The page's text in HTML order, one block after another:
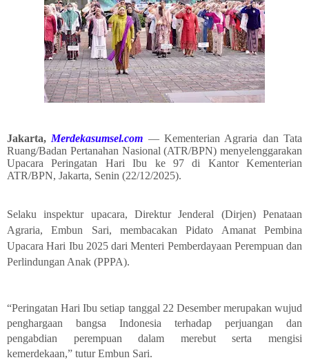
Jakarta, Merdekasumsel.com — Kementerian Agraria dan Tata
Ruang/Badan Pertanahan Nasional (ATR/BPN) menyelenggarakan
Upacara Peringatan Hari Ibu ke 97 di Kantor Kementerian
ATR/BPN, Jakarta, Senin (22/12/2025).
Selaku inspektur upacara, Direktur Jenderal (Dirjen) Penataan
Agraria, Embun Sari, membacakan Pidato Amanat Pembina
Upacara Hari Ibu 2025 dari Menteri Pemberdayaan Perempuan dan
Perlindungan Anak (PPPA).
“Peringatan Hari Ibu setiap tanggal 22 Desember merupakan wujud
penghargaan bangsa Indonesia terhadap perjuangan dan
pengabdian perempuan dalam merebut serta mengisi
kemerdekaan,” tutur Embun Sari.